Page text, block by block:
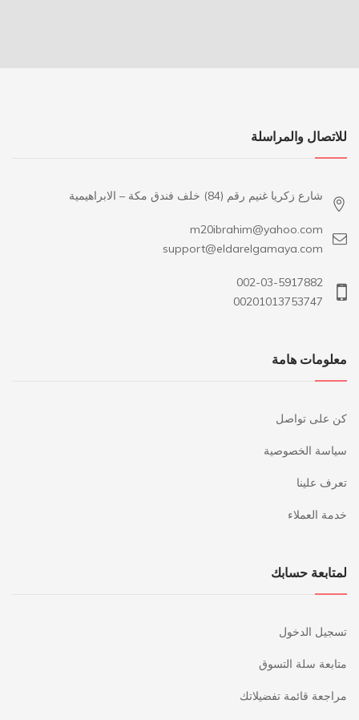
للاتصال والمراسلة
شارع زكريا غنيم رقم (84) خلف فندق مكة – الابراهيمية
m20ibrahim@yahoo.com
support@eldarelgamaya.com
002-03-5917882
00201013753747
معلومات هامة
كن على تواصل
سياسة الخصوصية
تعرف علينا
خدمة العملاء
لمتابعة حسابك
تسجيل الدخول
متابعة سلة التسوق
مراجعة قائمة تفضيلاتك